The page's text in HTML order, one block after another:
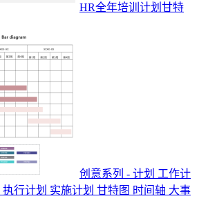
HR全年培训计划甘特
创意系列 - 计划 工作计
行计划 实施计划 甘特图 时间轴 大事